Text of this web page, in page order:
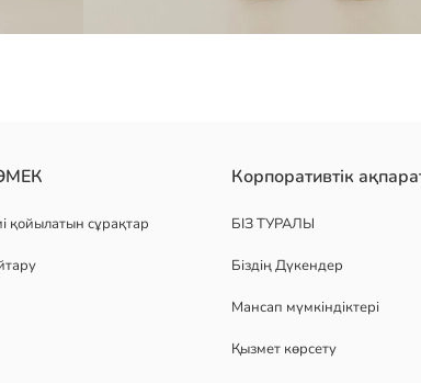
қойылатын сұрақтар
Корпоративтік
БІЗ ТУРАЛЫ
Біздің Дүкендер
Мансап мүмкіндіктері
Қызмет көрсету